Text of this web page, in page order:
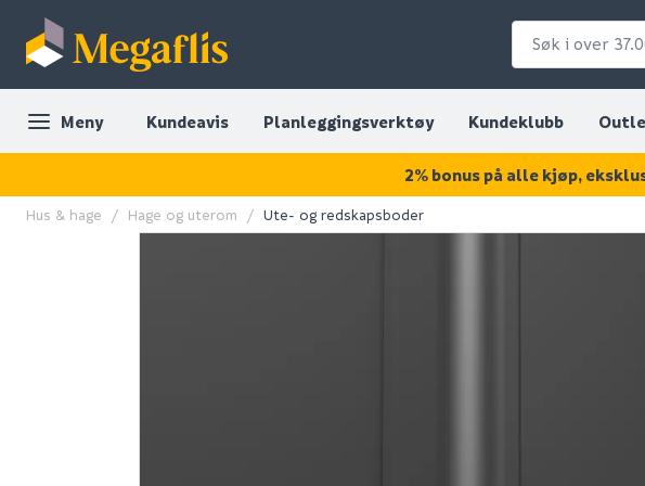
Meny Kundeavis Planleggingsverktøy Kundeklubb
KAN
Hus & hage Hage og uterom Ute- og redskapsboder
2% bonus på alle kjøp,